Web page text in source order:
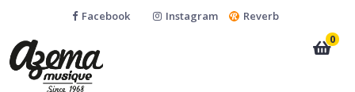
Facebook Instagram
Reverb
0